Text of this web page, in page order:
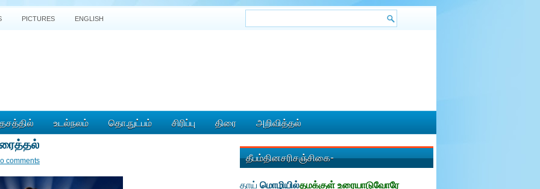
PICTURES ENGLISH
உடல்நலம் தொ.நுட்பம் சிரிப்பு திரை அறிவித்தல்
comments தீபம்தினசரிசஞ்சிகை-
தாய் மொழியில்தமக்குள் உரையாடுவோரே